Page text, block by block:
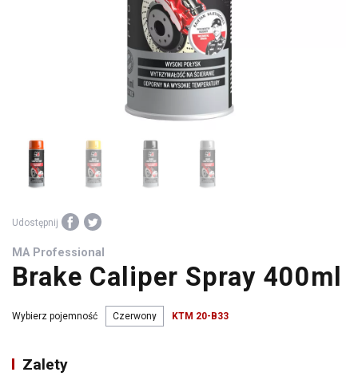
warsztatowe
Udostępnij
MA Professional
Brake Caliper Spray 400ml
Wybierz pojemność KTM 20-B33
Zalety